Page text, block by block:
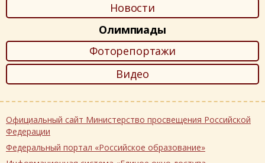
Новости
Олимпиады
Фоторепортажи
Видео
Официальный сайт Министерство просвещения Российской
Федерации
Федеральный портал «Российское образование»